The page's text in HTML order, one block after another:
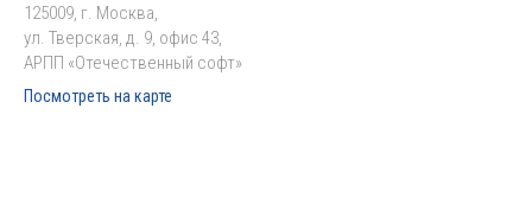
125009, г. Москва,
ул. Тверская, д. 9, офис 43,
АРПП «Отечественный софт»
Посмотреть на карте